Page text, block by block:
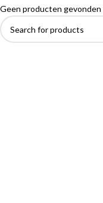
Geen producten